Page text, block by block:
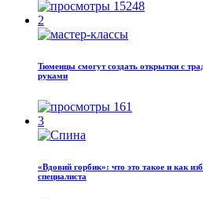
15248
2
Тюменцы смогут создать открытки с
руками
161
3
«Вдовий горбик»: что это такое и как
специалиста